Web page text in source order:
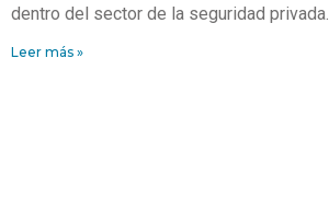
dentro del sector de la seguridad privada.
Leer más »